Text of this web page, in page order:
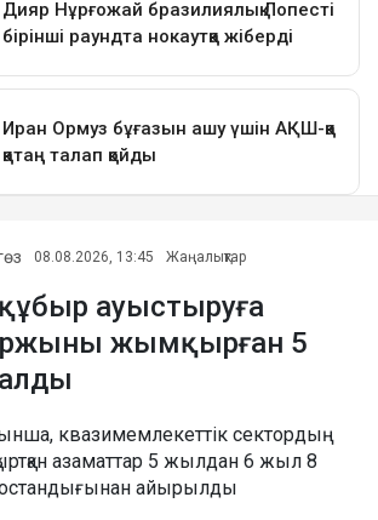
08.08.2026, 13:45 Жаңалықтар
ауыстыруға
жымқырған 5
квазимемлекеттік сектордың
азаматтар 5 жылдан 6 жыл 8
айырылды